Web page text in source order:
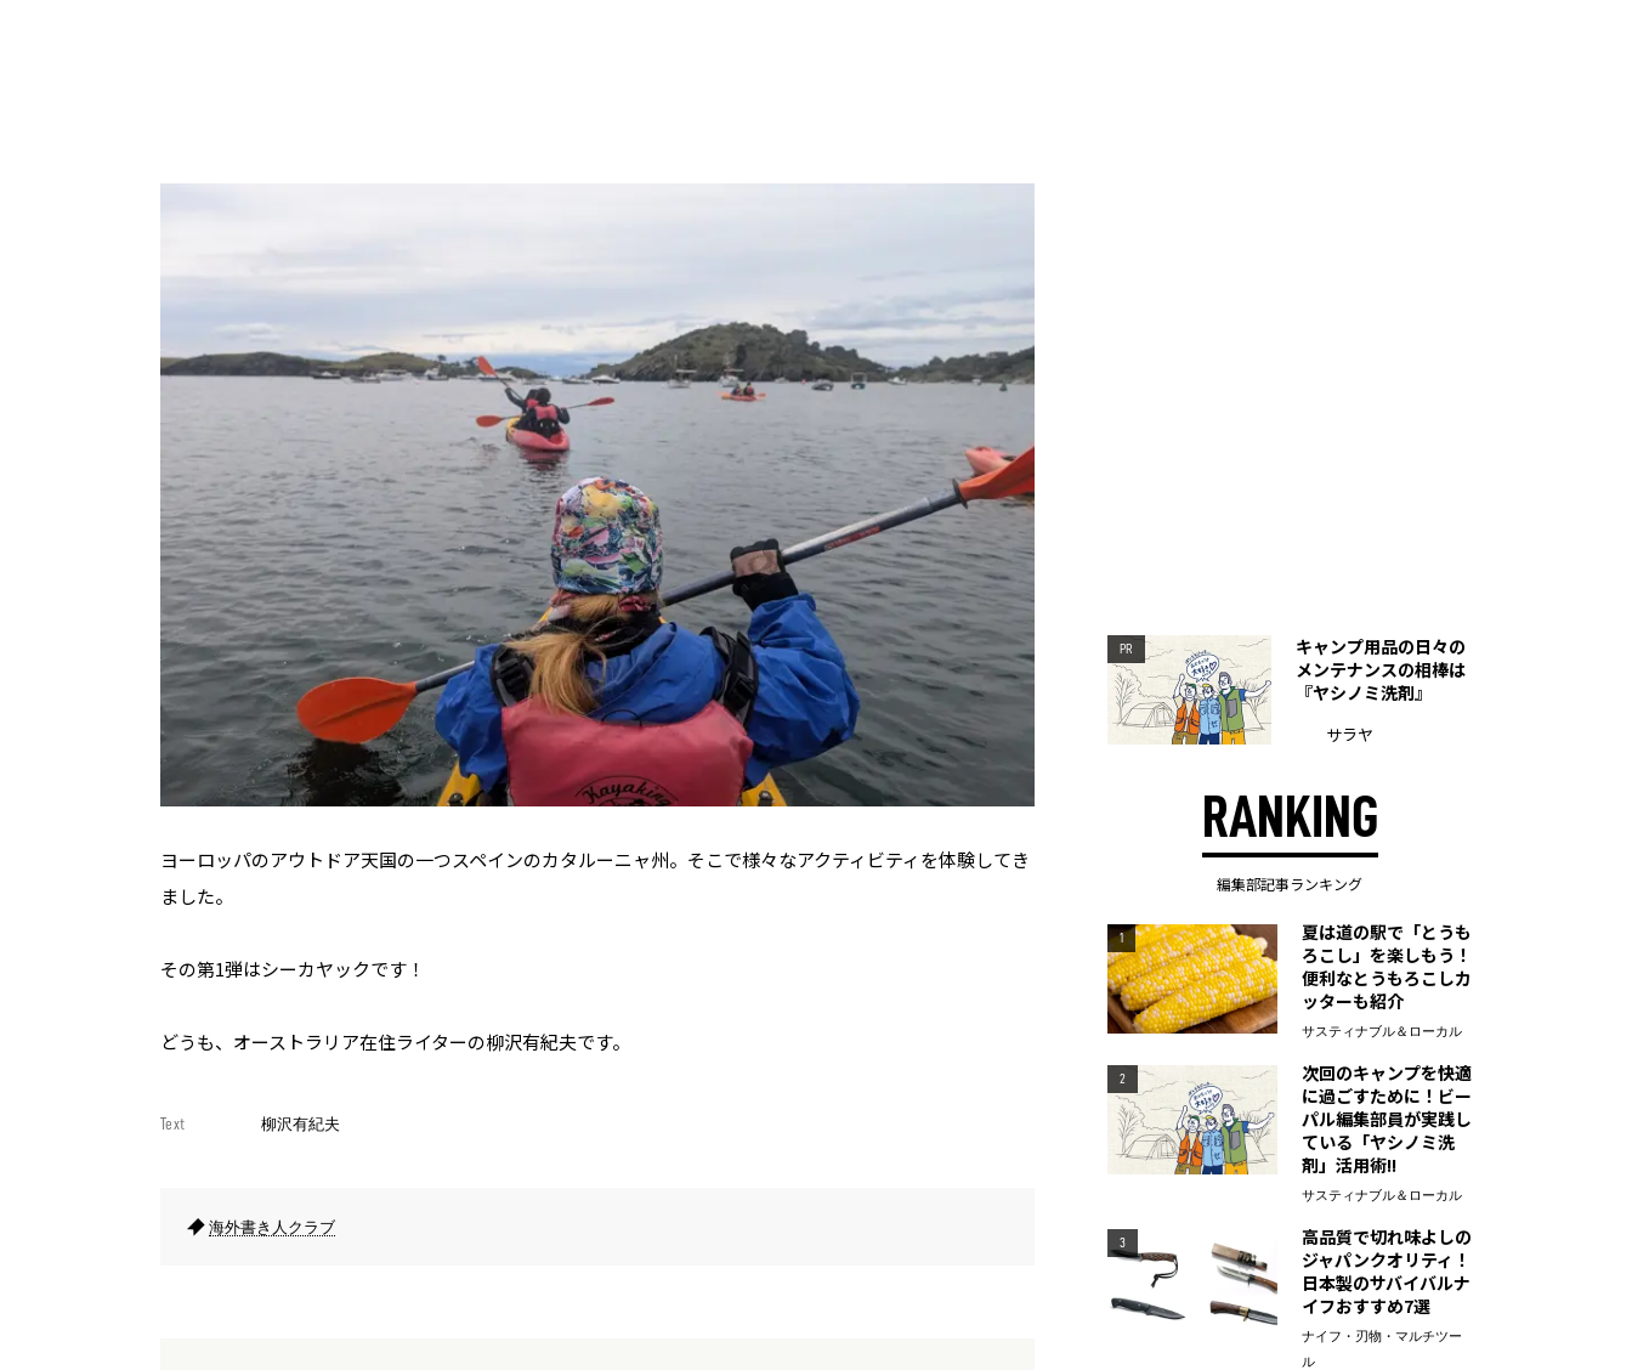
ヨーロッパのアウトドア天国の一つスペインのカタルーニャ州。そこで様々なアクティビティを体験してき
ました。
その第1弾はシーカヤックです！
どうも、オーストラリア在住ライターの柳沢有紀夫です。
Text 柳沢有紀夫
海外書き人クラブ
PR
キャンプ用品の日々の
メンテナンスの相棒は
『ヤシノミ洗剤』
サラヤ
RANKING
編集部記事ランキング
1
夏は道の駅で「とうも
ろこし」を楽しもう！
便利なとうもろこしカ
ッターも紹介
サスティナブル＆ローカル
2
次回のキャンプを快適
に過ごすために！ビー
パル編集部員が実践し
ている「ヤシノミ洗
剤」活用術!!
サスティナブル＆ローカル
3
高品質で切れ味よしの
ジャパンクオリティ！
日本製のサバイバルナ
イフおすすめ7選
ナイフ・刃物・マルチツー
ル